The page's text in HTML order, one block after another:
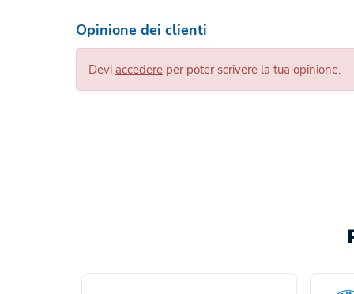
Opinione dei clienti
Devi accedere per poter scrivere la tua opinione.